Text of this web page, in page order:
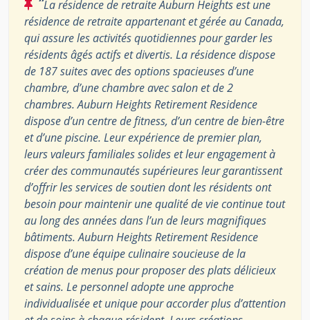
La résidence de retraite Auburn Heights est une
résidence de retraite appartenant et gérée au Canada,
qui assure les activités quotidiennes pour garder les
résidents âgés actifs et divertis. La résidence dispose
de 187 suites avec des options spacieuses d’une
chambre, d’une chambre avec salon et de 2
chambres. Auburn Heights Retirement Residence
dispose d’un centre de fitness, d’un centre de bien-être
et d’une piscine. Leur expérience de premier plan,
leurs valeurs familiales solides et leur engagement à
créer des communautés supérieures leur garantissent
d’offrir les services de soutien dont les résidents ont
besoin pour maintenir une qualité de vie continue tout
au long des années dans l’un de leurs magnifiques
bâtiments. Auburn Heights Retirement Residence
dispose d’une équipe culinaire soucieuse de la
création de menus pour proposer des plats délicieux
et sains. Le personnel adopte une approche
individualisée et unique pour accorder plus d’attention